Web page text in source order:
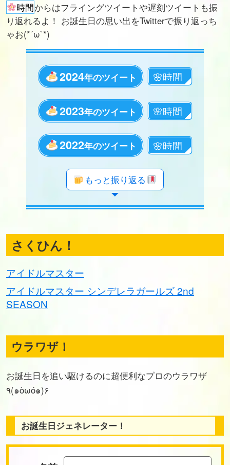
時間からはフライングツイートや遅刻ツイートも振
り返れるよ！ お誕生日の思い出をTwitterで振り返っち
ゃお(*´ω`*)
2024年のツイート
2023年のツイート
2022年のツイート
年のツイート
年のツイート
年のツイート
年のツイート
年のツイート
年のツイート
年のツイート
年のツイート
年のツイート
年のツイート
年のツイート
年のツイート
年のツイート
年のツイート
年のツイート
年のツイート
もっと振り返る
さくひん！
アイドルマスター
アイドルマスター シンデレラガールズ 2nd
SEASON
ウラワザ！
お誕生日を追い駆けるのに超便利なプロのウラワザ
٩(๑òωó๑)۶
お誕生日ジェネレーター！